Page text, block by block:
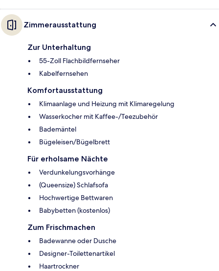
Zimmerausstattung
Zur Unterhaltung
55-Zoll Flachbildfernseher
Kabelfernsehen
Komfortausstattung
Klimaanlage und Heizung mit Klimaregelung
Wasserkocher mit Kaffee-/Teezubehör
Bademäntel
Bügeleisen/Bügelbrett
Für erholsame Nächte
Verdunkelungsvorhänge
(Queensize) Schlafsofa
Hochwertige Bettwaren
Babybetten (kostenlos)
Zum Frischmachen
Badewanne oder Dusche
Designer-Toilettenartikel
Haartrockner